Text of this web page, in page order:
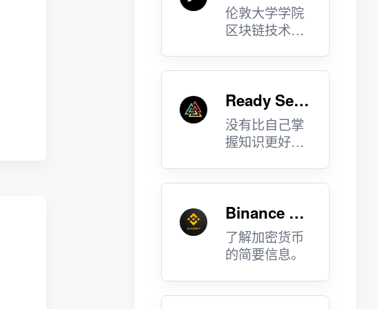
伦敦大学学院
区块链技术中
Ready Set
Crypto
没有比自己掌
握知识更好的
Binance Ac
ademy
了解加密货币
的简要信息。